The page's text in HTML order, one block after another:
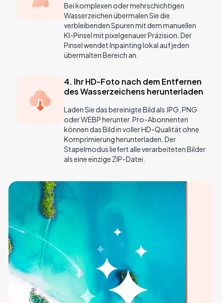
Bei komplexen oder mehrschichtigen
Wasserzeichen übermalen Sie die
verbleibenden Spuren mit dem manuellen
KI-Pinsel mit pixelgenauer Präzision. Der
Pinsel wendet Inpainting lokal auf jeden
übermalten Bereich an.
4. Ihr HD-Foto nach dem Entfernen
des Wasserzeichens herunterladen
Laden Sie das bereinigte Bild als JPG, PNG
oder WEBP herunter. Pro-Abonnenten
können das Bild in voller HD-Qualität ohne
Komprimierung herunterladen. Der
Stapelmodus liefert alle verarbeiteten Bilder
als eine einzige ZIP-Datei.